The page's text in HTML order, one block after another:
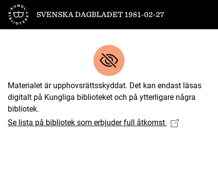
Till startsidan
SVENSKA DAGBLADET 1981-02-27
Materialet är upphovsrättsskyddat. Det kan endast läsas
digitalt på Kungliga biblioteket och på ytterligare några
bibliotek.
Se lista på bibliotek som erbjuder full åtkomst